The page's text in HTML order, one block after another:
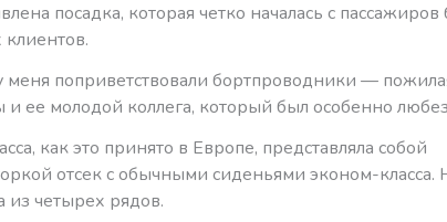
посадка, которая четко началась с пассажиров
клиентов.
меня поприветствовали бортпроводники —
ее молодой коллега, который был особенно
как это принято в Европе, представляла собой
отсек с обычными сиденьями эконом-класса.
из четырех рядов.